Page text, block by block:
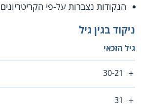
הנקודות נצברות על-פי
ניקוד בגין גיל
גיל הזכאי
30-21
31